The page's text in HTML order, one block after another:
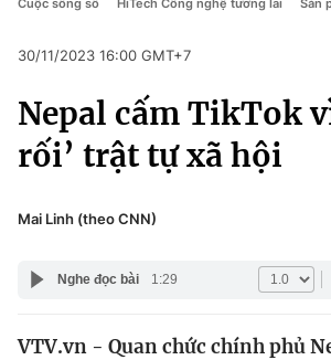
Chính trị
Pháp luật
Thể thao
Truyền hình
Văn hóa - Giải trí
Đời sống
Giáo dục
Cuộc sống số HiTech Công nghệ tương lai Sản
30/11/2023 16:00 GMT+7
Nepal cấm TikTok
rối’ trật tự xã hội
Mai Linh (theo CNN)
Nghe đọc bài 1:29
VTV.vn - Quan chức chính phủ